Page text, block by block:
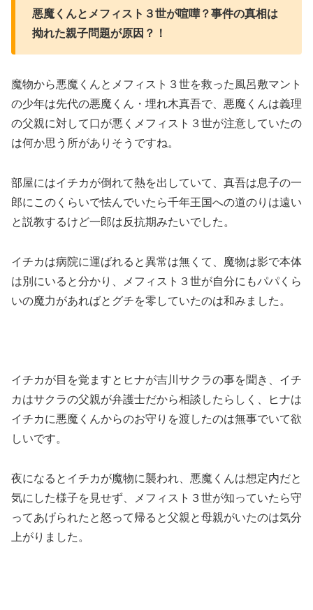
悪魔くんとメフィスト３世が喧嘩？事件の真相は
拗れた親子問題が原因？！
魔物から悪魔くんとメフィスト３世を救った風呂敷マント
の少年は先代の悪魔くん・埋れ木真吾で、悪魔くんは義理
の父親に対して口が悪くメフィスト３世が注意していたの
は何か思う所がありそうですね。
部屋にはイチカが倒れて熱を出していて、真吾は息子の一
郎にこのくらいで怯んでいたら千年王国への道のりは遠い
と説教するけど一郎は反抗期みたいでした。
イチカは病院に運ばれると異常は無くて、魔物は影で本体
は別にいると分かり、メフィスト３世が自分にもパパくら
いの魔力があればとグチを零していたのは和みました。
イチカが目を覚ますとヒナが吉川サクラの事を聞き、イチ
カはサクラの父親が弁護士だから相談したらしく、ヒナは
イチカに悪魔くんからのお守りを渡したのは無事でいて欲
しいです。
夜になるとイチカが魔物に襲われ、悪魔くんは想定内だと
気にした様子を見せず、メフィスト３世が知っていたら守
ってあげられたと怒って帰ると父親と母親がいたのは気分
上がりました。